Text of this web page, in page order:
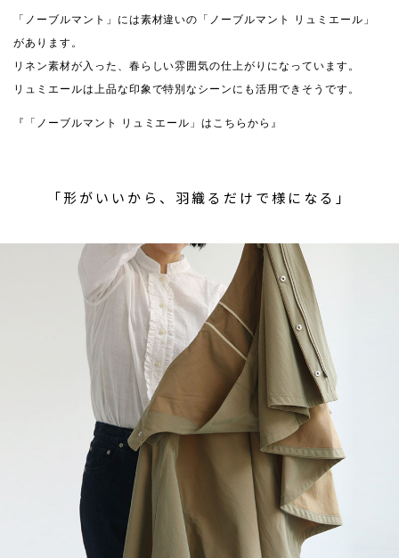
「ノーブルマント」には素材違いの「ノーブルマント リュミエール」
があります。
リネン素材が入った、春らしい雰囲気の仕上がりになっています。
リュミエールは上品な印象で特別なシーンにも活用できそうです。
『「ノーブルマント リュミエール」はこちらから』
「形がいいから、羽織るだけで様になる」